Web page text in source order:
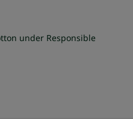
under Responsible